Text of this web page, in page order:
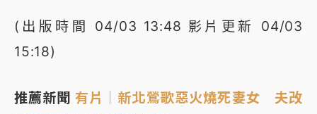
(出版時間 04/03 13:48 影片更新 04/03
15:18)
推薦新聞 有片｜新北鶯歌惡火燒死妻女 夫改